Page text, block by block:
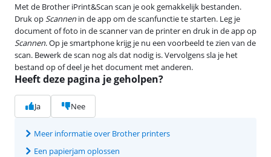
Met de Brother iPrint&Scan scan je ook gemakkelijk bestanden.
Druk opScannenin de app om de scanfunctie te starten. Leg je
document of foto in de scanner van de printer en druk in de app op
Scannen. Op je smartphone krijg je nu een voorbeeld te zien van de
scan. Bewerk de scan nog als dat nodig is. Vervolgens sla je het
bestand op of deel je het document met anderen.
Heeft deze pagina je geholpen?
Ja Nee
Meer informatie over Brother printers
Een papierjam oplossen